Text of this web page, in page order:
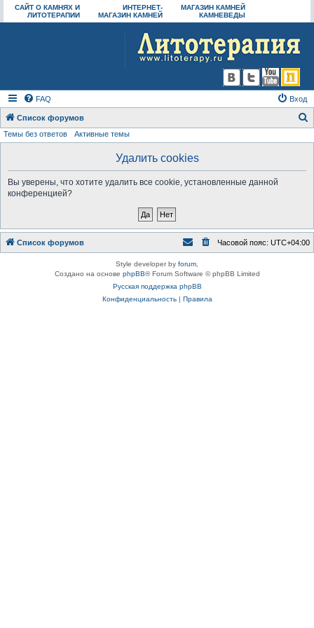
САЙТ О КАМНЯХ И
ЛИТОТЕРАПИИ
ИНТЕРНЕТ-
МАГАЗИН КАМНЕЙ
МАГАЗИН КАМНЕЙ
КАМНЕВЕДЫ
FAQ Вход
Список форумов
Темы без ответов Активные темы
Удалить cookies
Вы уверены, что хотите удалить все cookie, установленные данной
конференцией?
Список форумов Часовой пояс: UTC+04:00
Style developer by forum
Создано на основе phpBB® Forum Software © phpBB Limited
Русская поддержка phpBB
Конфиденциальность| Правила